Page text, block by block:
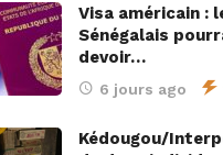
Visa américain :
Sénégalais
devoir…
6 jours ago
Kédougou/